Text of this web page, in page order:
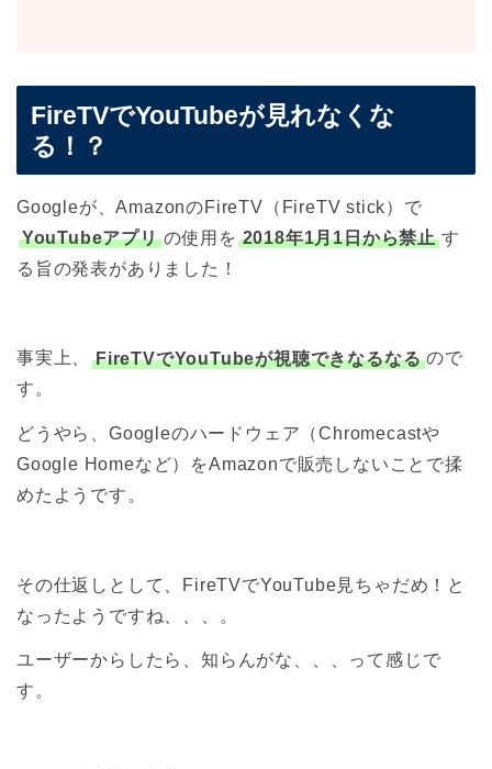
FireTVでYouTubeが見れなくな
る！？
Googleが、AmazonのFireTV（FireTV stick）で
YouTubeアプリ の使用を 2018年1月1日から禁止 す
る旨の発表がありました！
事実上、 FireTVでYouTubeが視聴できなるなる ので
す。
どうやら、Googleのハードウェア（Chromecastや
Google Homeなど）をAmazonで販売しないことで揉
めたようです。
その仕返しとして、FireTVでYouTube見ちゃだめ！と
なったようですね、、、。
ユーザーからしたら、知らんがな、、、って感じで
す。